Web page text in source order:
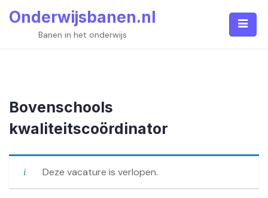
Onderwijsbanen.nl
Banen in het onderwijs
Bovenschools
kwaliteitscoördinator
Deze vacature is verlopen.